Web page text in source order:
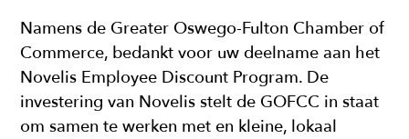
Namens de Greater Oswego-Fulton Chamber of
Commerce, bedankt voor uw deelname aan het
Novelis Employee Discount Program. De
investering van Novelis stelt de GOFCC in staat
om samen te werken met en kleine, lokaal